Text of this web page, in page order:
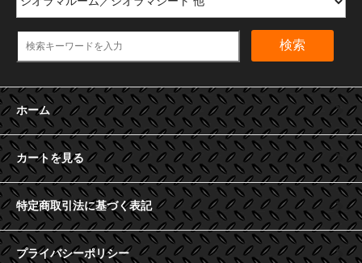
検索
ホーム
カートを見る
特定商取引法に基づく表記
プライバシーポリシー